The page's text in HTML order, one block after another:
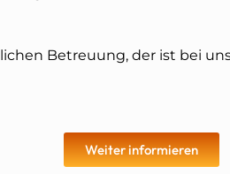
Betreuung, der ist bei
Weiter informieren